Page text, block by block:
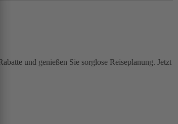
und genießen Sie sorglose Reiseplanung. Jetzt